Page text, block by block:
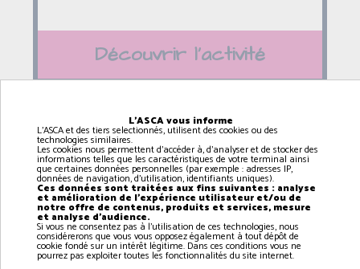
Découvrir l'activité
Fitness dance (6 / 12 ans
avec Armonie)
14h15à15h00
RANVILLE
L'ASCA vous informe
L'ASCA et des tiers selectionnés, utilisent des cookies ou des
technologies similaires.
Les cookies nous permettent d'accéder à, d'analyser et de stocker des
informations telles que les caractéristiques de votre terminal ainsi
que certaines données personnelles (par exemple : adresses IP,
données de navigation, d'utilisation, identifiants uniques).
Ces données sont traitées aux fins suivantes : analyse
et amélioration de l'expérience utilisateur et/ou de
notre offre de contenus, produits et services, mesure
et analyse d'audience.
Si vous ne consentez pas à l'utilisation de ces technologies, nous
considérerons que vous vous opposez également à tout dépôt de
cookie fondé sur un intérêt légitime. Dans ces conditions vous ne
pourrez pas exploiter toutes les fonctionnalités du site internet.